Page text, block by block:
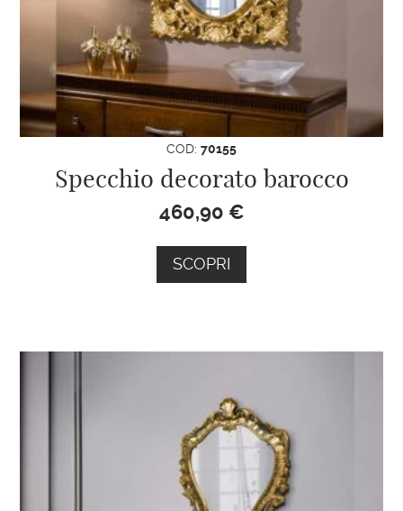
COD: 70155
Specchio decorato barocco
460,90 €
SCOPRI